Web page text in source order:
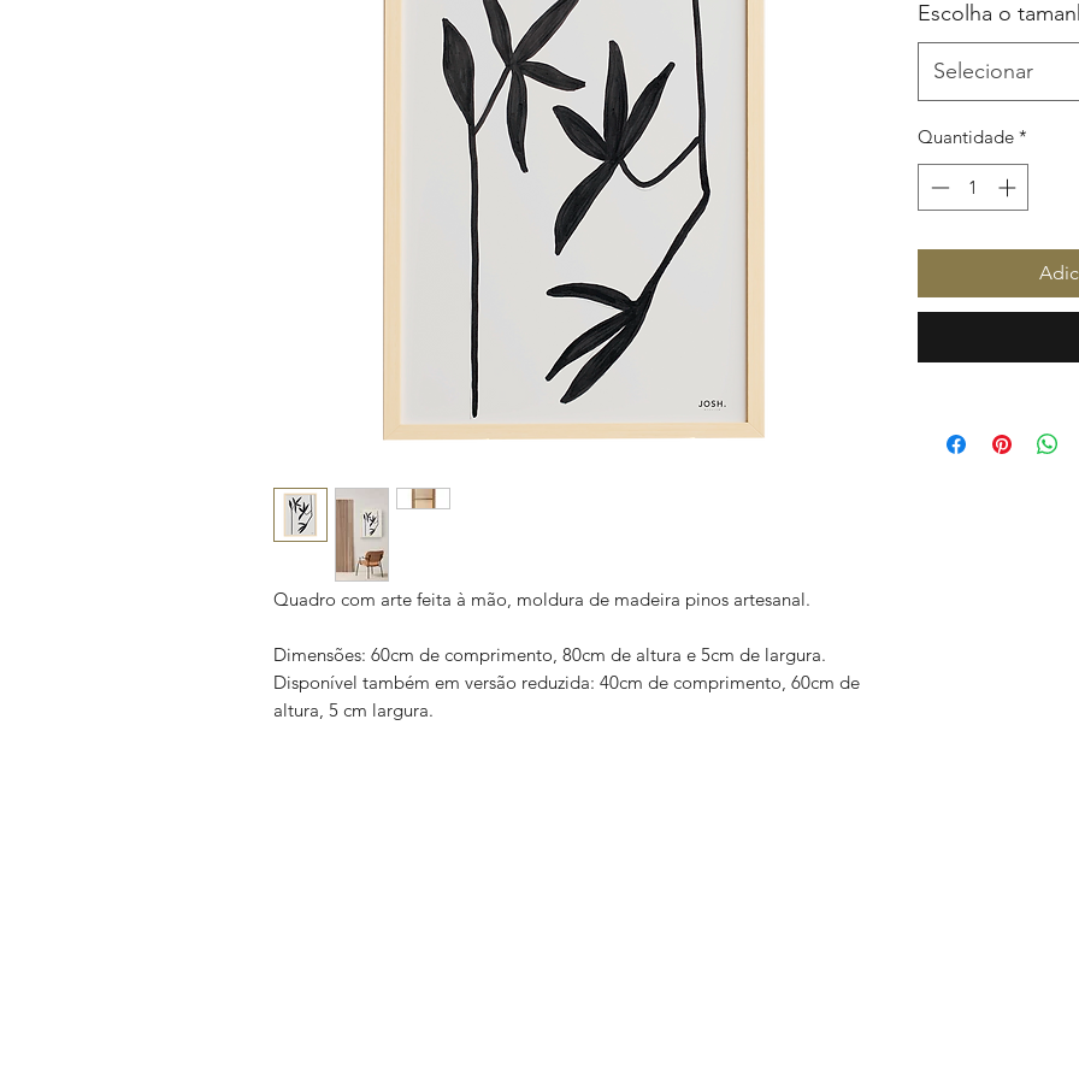
Quadro com arte feita à mão, moldura de madeira pinos artesanal.
Dimensões: 60cm de comprimento, 80cm de altura e 5cm de largura.
Disponível também em versão reduzida: 40cm de comprimento, 60cm de
altura, 5 cm largura.
Escolha o
Selecionar
Quantidade *